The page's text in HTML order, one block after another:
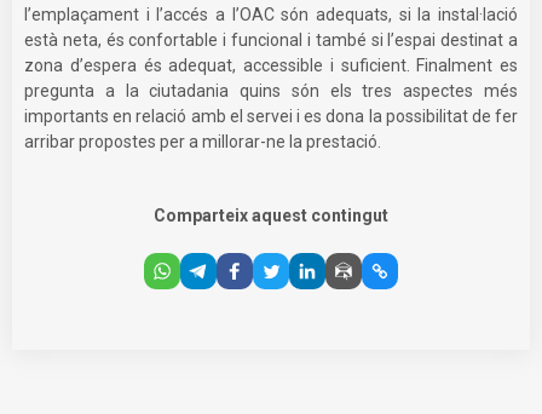
l’emplaçament i l’accés a l’OAC són adequats, si la instal·lació
està neta, és confortable i funcional i també si l’espai destinat a
zona d’espera és adequat, accessible i suficient. Finalment es
pregunta a la ciutadania quins són els tres aspectes més
importants en relació amb el servei i es dona la possibilitat de fer
arribar propostes per a millorar-ne la prestació.
Comparteix aquest contingut